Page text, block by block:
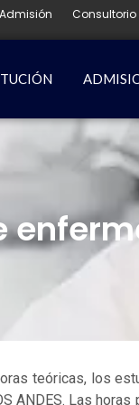
Admisión
teóricas, los
ANDES. Las